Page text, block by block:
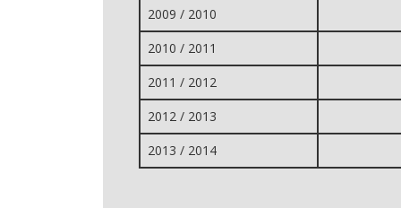
2009 / 2010
2010 / 2011
2011 / 2012
2012 / 2013
2013 / 2014